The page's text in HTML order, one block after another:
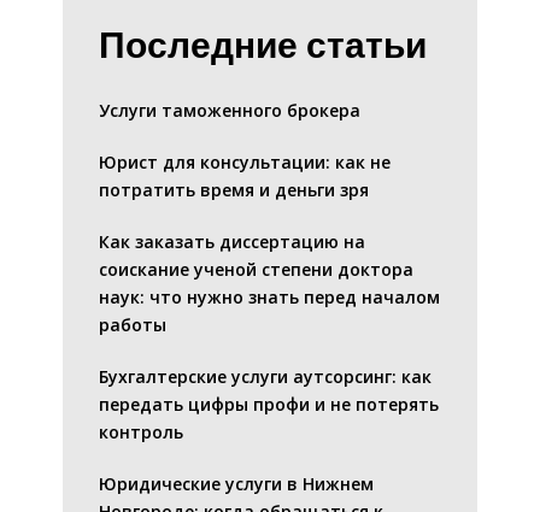
Последние статьи
Услуги таможенного брокера
Юрист для консультации: как не
потратить время и деньги зря
Как заказать диссертацию на
соискание ученой степени доктора
наук: что нужно знать перед началом
работы
Бухгалтерские услуги аутсорсинг: как
передать цифры профи и не потерять
контроль
Юридические услуги в Нижнем